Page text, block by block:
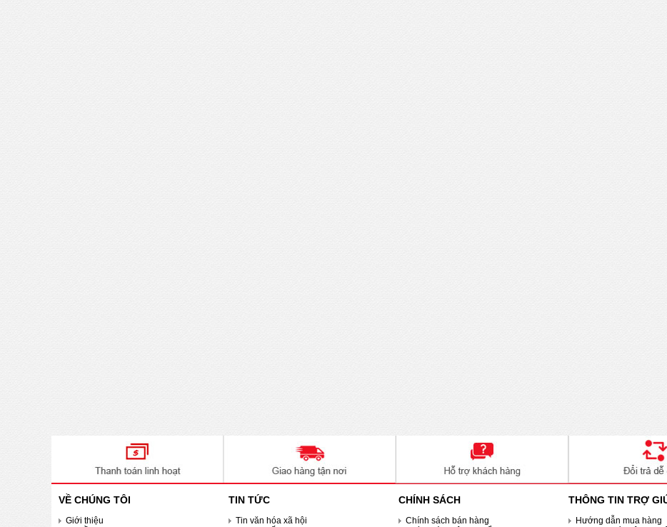
VỀ CHÚNG TÔI
Giới thiệu
TIN TỨC
Tin văn hóa xã hội
CHÍNH SÁCH
Chính sách bán hàng
THÔNG TIN TRỢ
Hướng dẫn mua hàng